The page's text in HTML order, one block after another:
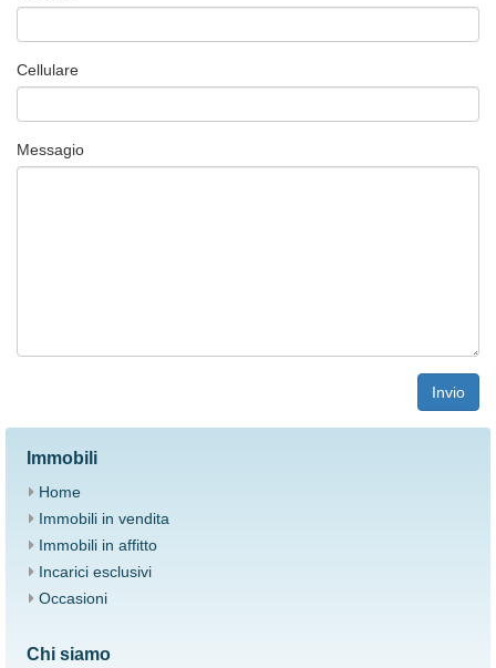
Cellulare
Messagio
Invio
Immobili
Home
Immobili in vendita
Immobili in affitto
Ιncarici esclusivi
Occasioni
Chi siamo